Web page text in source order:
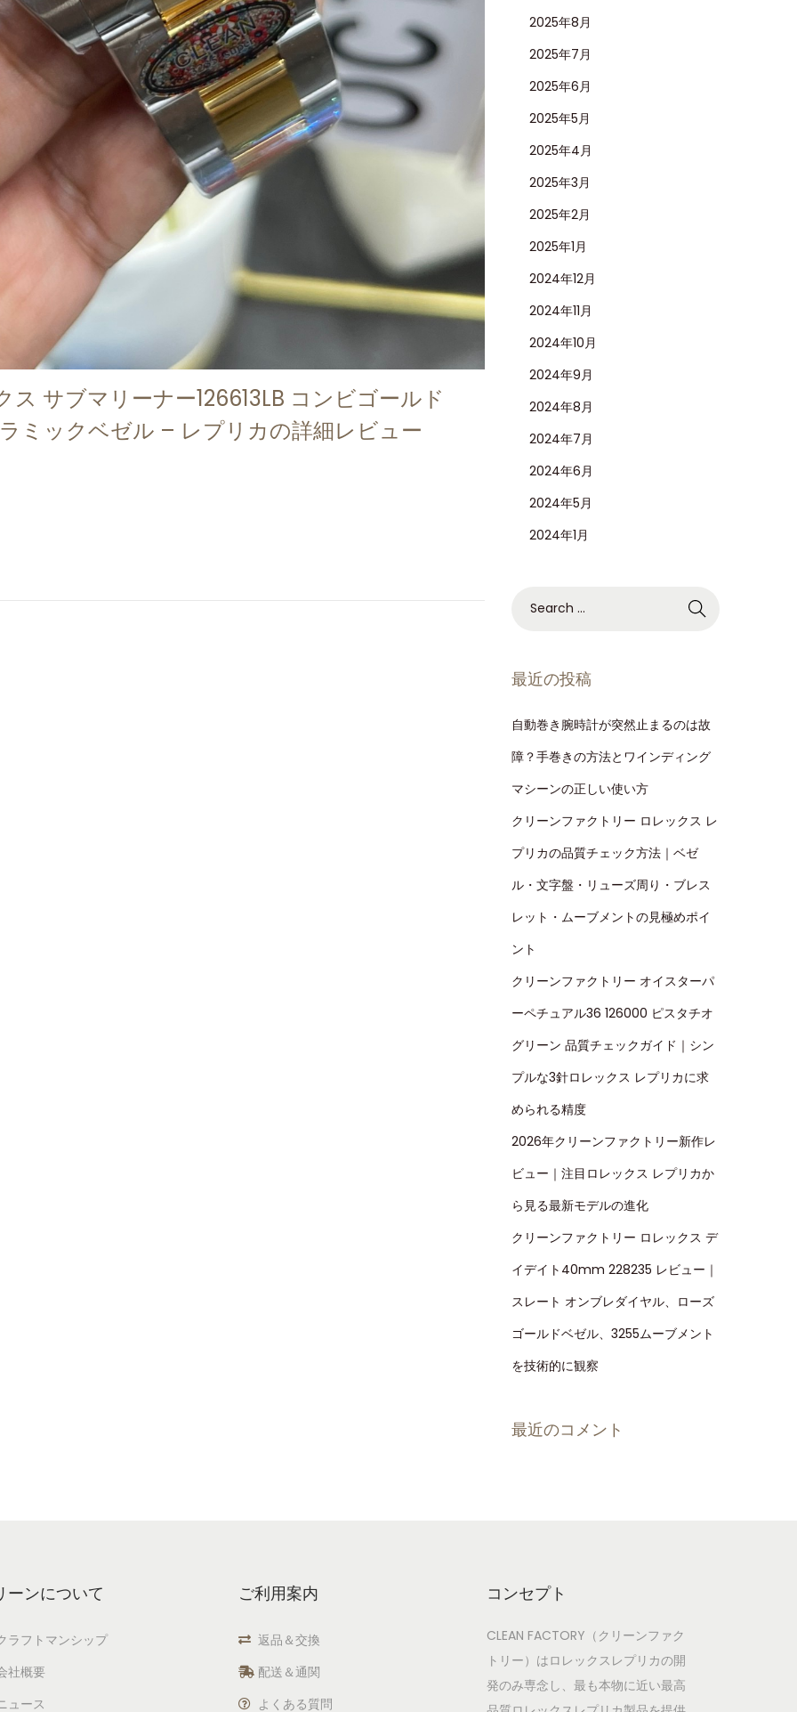
サブマリーナー126613LB コンビゴールド
ミックベゼル – レプリカの詳細レビュー
2025年8月
2025年7月
2025年6月
2025年5月
2025年4月
2025年3月
2025年2月
2025年1月
2024年12月
2024年11月
2024年10月
2024年9月
2024年8月
2024年7月
2024年6月
2024年5月
2024年1月
最近の投稿
自動巻き腕時計が突然止まるのは故
障？手巻きの方法とワインディング
マシーンの正しい使い方
クリーンファクトリー ロレックス レ
プリカの品質チェック方法｜ベゼ
ル・文字盤・リューズ周り・ブレス
レット・ムーブメントの見極めポイ
ント
クリーンファクトリー オイスターパ
ーペチュアル36 126000 ピスタチオ
グリーン 品質チェックガイド｜シン
プルな3針ロレックス レプリカに求
められる精度
2026年クリーンファクトリー新作レ
ビュー｜注目ロレックス レプリカか
ら見る最新モデルの進化
クリーンファクトリー ロレックス デ
イデイト40mm 228235 レビュー｜
スレート オンブレダイヤル、ローズ
ゴールドベゼル、3255ムーブメント
を技術的に観察
最近のコメント
ーンについて
ラフトマンシップ
社概要
ュース
ご利用案内
返品＆交換
配送＆通関
よくある質問
コンセプト
CLEAN FACTORY（クリーンファク
トリー）はロレックスレプリカの開
発のみ専念し、最も本物に近い最高